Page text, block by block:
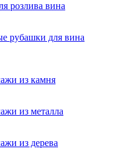
розлива вина
рубашки для вина
из камня
из металла
из дерева